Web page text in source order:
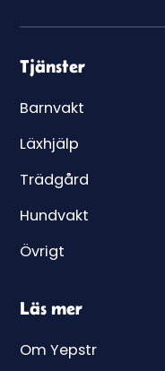
Tjänster
Barnvakt
Läxhjälp
Trädgård
Hundvakt
Övrigt
Läs mer
Om Yepstr